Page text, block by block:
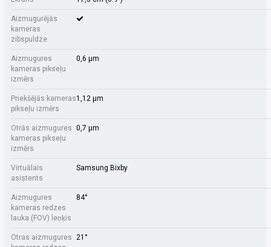
Aizmugurējās
kameras
zibspuldze
Aizmugures
kameras pikseļu
izmērs
0,6 µm
Priekšējās kameras
pikseļu izmērs
1,12 µm
Otrās aizmugures
kameras pikseļu
izmērs
0,7 µm
Virtuālais
asistents
Samsung Bixby
Aizmugures
kameras redzes
lauka (FOV) leņķis
84°
Otras aizmugures 21°